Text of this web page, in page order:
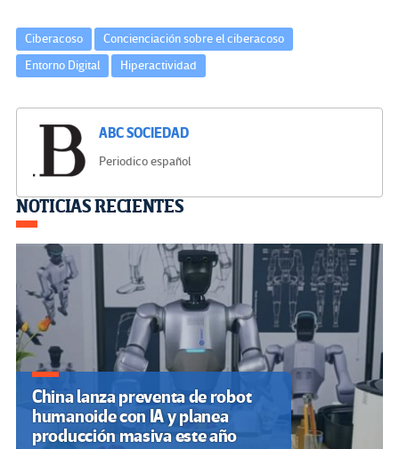
Ciberacoso
Concienciación sobre el ciberacoso
Entorno Digital
Hiperactividad
ABC SOCIEDAD
Periodico español
Navegación
de
entradas
NOTICIAS RECIENTES
China lanza preventa de robot
humanoide con IA y planea
producción masiva este año